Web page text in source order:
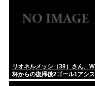
リオネルメッシ（39）さん、W
杯からの復帰後2ゴール1アシス
トしてしまうwww